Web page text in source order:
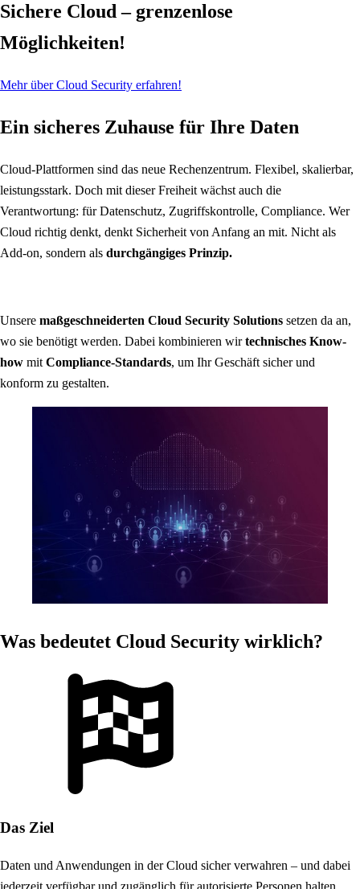
Sichere Cloud – grenzenlose
Möglichkeiten!
Mehr über Cloud Security erfahren!
Ein sicheres Zuhause für Ihre Daten
Cloud-Plattformen sind das neue Rechenzentrum. Flexibel, skalierbar,
leistungsstark. Doch mit dieser Freiheit wächst auch die
Verantwortung: für Datenschutz, Zugriffskontrolle, Compliance. Wer
Cloud richtig denkt, denkt Sicherheit von Anfang an mit. Nicht als
Add-on, sondern als durchgängiges Prinzip.
Unsere maßgeschneiderten Cloud Security Solutions setzen da an,
wo sie benötigt werden. Dabei kombinieren wirtechnisches Know-
how mit Compliance-Standards, um Ihr Geschäft sicher und
konform zu gestalten.
Was bedeutet Cloud Security wirklich?
Das Ziel
Daten und Anwendungen in der Cloud sicher verwahren – und dabei
jederzeit verfügbar und zugänglich für autorisierte Personen halten.